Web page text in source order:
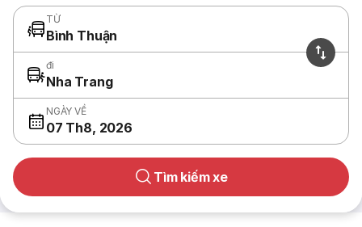
TỪ
Bình Thuận
đi
Nha Trang
NGÀY VỀ
07 Th8, 2026
Tìm kiếm xe